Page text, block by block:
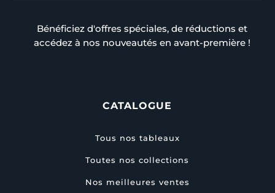
Bénéficiez d'offres spéciales, de réductions et
accédez à nos nouveautés en avant-première !
CATALOGUE
Tous nos tableaux
Toutes nos collections
Nos meilleures ventes